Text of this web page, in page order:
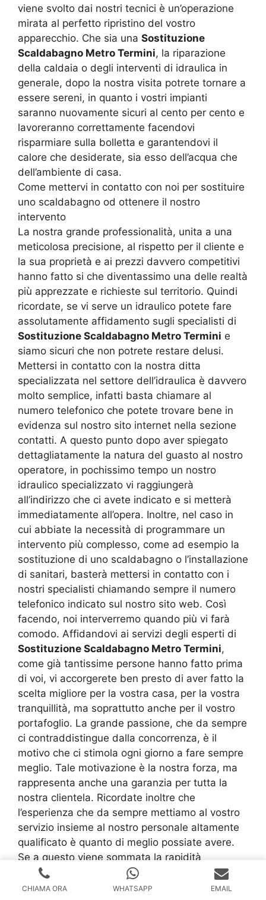
viene svolto dai nostri tecnici è un’operazione
mirata al perfetto ripristino del vostro
apparecchio. Che sia una Sostituzione
Scaldabagno Metro Termini, la riparazione
della caldaia o degli interventi di idraulica in
generale, dopo la nostra visita potrete tornare a
essere sereni, in quanto i vostri impianti
saranno nuovamente sicuri al cento per cento e
lavoreranno correttamente facendovi
risparmiare sulla bolletta e garantendovi il
calore che desiderate, sia esso dell’acqua che
dell’ambiente di casa.
Come mettervi in contatto con noi per sostituire
uno scaldabagno od ottenere il nostro
intervento
La nostra grande professionalità, unita a una
meticolosa precisione, al rispetto per il cliente e
la sua proprietà e ai prezzi davvero competitivi
hanno fatto si che diventassimo una delle realtà
più apprezzate e richieste sul territorio. Quindi
ricordate, se vi serve un idraulico potete fare
assolutamente affidamento sugli specialisti di
Sostituzione Scaldabagno Metro Termini e
siamo sicuri che non potrete restare delusi.
Mettersi in contatto con la nostra ditta
specializzata nel settore dell’idraulica è davvero
molto semplice, infatti basta chiamare al
numero telefonico che potete trovare bene in
evidenza sul nostro sito internet nella sezione
contatti. A questo punto dopo aver spiegato
dettagliatamente la natura del guasto al nostro
operatore, in pochissimo tempo un nostro
idraulico specializzato vi raggiungerà
all’indirizzo che ci avete indicato e si metterà
immediatamente all’opera. Inoltre, nel caso in
cui abbiate la necessità di programmare un
intervento più complesso, come ad esempio la
sostituzione di uno scaldabagno o l’installazione
di sanitari, basterà mettersi in contatto con i
nostri specialisti chiamando sempre il numero
telefonico indicato sul nostro sito web. Così
facendo, noi interverremo quando più vi farà
comodo. Affidandovi ai servizi degli esperti di
Sostituzione Scaldabagno Metro Termini,
come già tantissime persone hanno fatto prima
di voi, vi accorgerete ben presto di aver fatto la
scelta migliore per la vostra casa, per la vostra
tranquillità, ma soprattutto anche per il vostro
portafoglio. La grande passione, che da sempre
ci contraddistingue dalla concorrenza, è il
motivo che ci stimola ogni giorno a fare sempre
meglio. Tale motivazione è la nostra forza, ma
rappresenta anche una garanzia per tutta la
nostra clientela. Ricordate inoltre che
l’esperienza che da sempre mettiamo al vostro
servizio insieme al nostro personale altamente
qualificato è quanto di meglio possiate avere.
Se a questo viene sommata la rapidità
nell’intervento, anche nei festivi, e i prezzi
assolutamente competitivi, eccovi svelato il
CHIAMA ORA WHATSAPP EMAIL